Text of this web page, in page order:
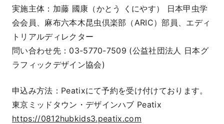
実施主体：加藤 國康（かとう くにやす） 日本甲虫学
会会員、麻布六本木昆虫倶楽部（ARIC）部員、エディ
トリアルディレクター
問い合わせ先：03-5770-7509 (公益社団法人 日本グ
ラフィックデザイン協会)
申込み方法：Peatixにて予約を受け付けております。
東京ミッドタウン・デザインハブ Peatix
https://0812hubkids3.peatix.com